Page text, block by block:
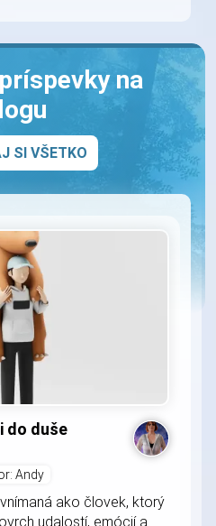
na
SI VŠETKO
do duše
Andy
ako človek, ktorý
udalostí, emócií a